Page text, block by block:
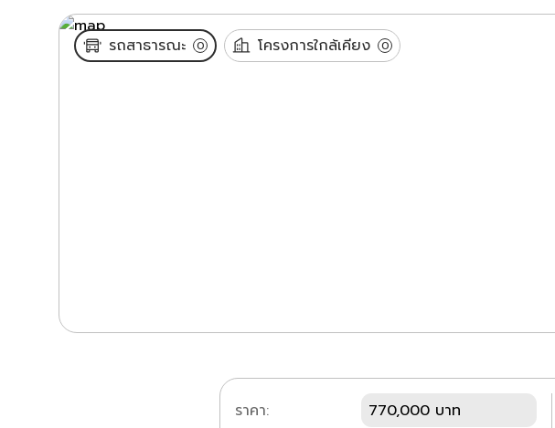
รถสาธารณะ 0 โครงการใกล้เคียง 0
ราคา:
770,000 บาท